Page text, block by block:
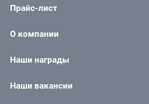
Прайс-лист
О компании
Наши награды
Наши вакансии